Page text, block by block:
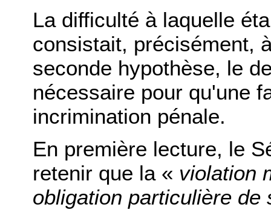
La difficulté à laquelle
consistait, précisément,
seconde hypothèse, le
nécessaire pour qu'une
incrimination pénale.
En première lecture, le
retenir que la « violation
obligation particulière de